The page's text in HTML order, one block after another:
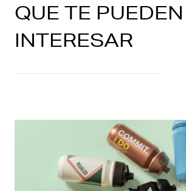
QUE TE PUEDEN
INTERESAR